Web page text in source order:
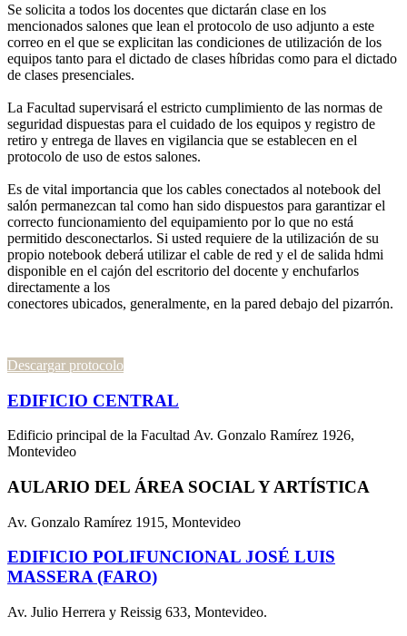
Se solicita a todos los docentes que dictarán clase en los
mencionados salones que lean el protocolo de uso adjunto a este
correo en el que se explicitan las condiciones de utilización de los
equipos tanto para el dictado de clases híbridas como para el dictado
de clases presenciales.
La Facultad supervisará el estricto cumplimiento de las normas de
seguridad dispuestas para el cuidado de los equipos y registro de
retiro y entrega de llaves en vigilancia que se establecen en el
protocolo de uso de estos salones.
Es de vital importancia que los cables conectados al notebook del
salón permanezcan tal como han sido dispuestos para garantizar el
correcto funcionamiento del equipamiento por lo que no está
permitido desconectarlos. Si usted requiere de la utilización de su
propio notebook deberá utilizar el cable de red y el de salida hdmi
disponible en el cajón del escritorio del docente y enchufarlos
directamente a los
conectores ubicados, generalmente, en la pared debajo del pizarrón.
Descargar protocolo
EDIFICIO CENTRAL
Edificio principal de la Facultad Av. Gonzalo Ramírez 1926,
Montevideo
AULARIO DEL ÁREA SOCIAL Y ARTÍSTICA
Av. Gonzalo Ramírez 1915, Montevideo
EDIFICIO POLIFUNCIONAL JOSÉ LUIS
MASSERA (FARO)
Av. Julio Herrera y Reissig 633, Montevideo.